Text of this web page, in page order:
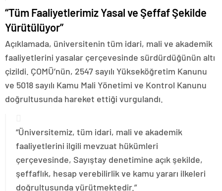
“Tüm Faaliyetlerimiz Yasal ve Şeffaf Şekilde
Yürütülüyor”
Açıklamada, üniversitenin tüm idari, mali ve akademik
faaliyetlerini yasalar çerçevesinde sürdürdüğünün altı
çizildi. ÇOMÜ’nün, 2547 sayılı Yükseköğretim Kanunu
ve 5018 sayılı Kamu Mali Yönetimi ve Kontrol Kanunu
doğrultusunda hareket ettiği vurgulandı.
“Üniversitemiz, tüm idari, mali ve akademik
faaliyetlerini ilgili mevzuat hükümleri
çerçevesinde, Sayıştay denetimine açık şekilde,
şeffaflık, hesap verebilirlik ve kamu yararı ilkeleri
doğrultusunda yürütmektedir.”